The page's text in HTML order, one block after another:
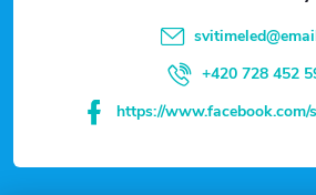
svitimeled@
+420 728 452
https://www.facebook.com/